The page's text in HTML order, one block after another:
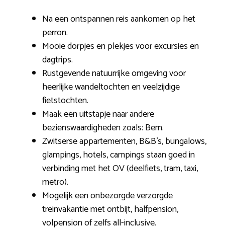
Na een ontspannen reis aankomen op het
perron.
Mooie dorpjes en plekjes voor excursies en
dagtrips.
Rustgevende natuurrijke omgeving voor
heerlijke wandeltochten en veelzijdige
fietstochten.
Maak een uitstapje naar andere
bezienswaardigheden zoals: Bern.
Zwitserse appartementen, B&B’s, bungalows,
glampings, hotels, campings staan goed in
verbinding met het OV (deelfiets, tram, taxi,
metro).
Mogelijk een onbezorgde verzorgde
treinvakantie met ontbijt, halfpension,
volpension of zelfs all-inclusive.